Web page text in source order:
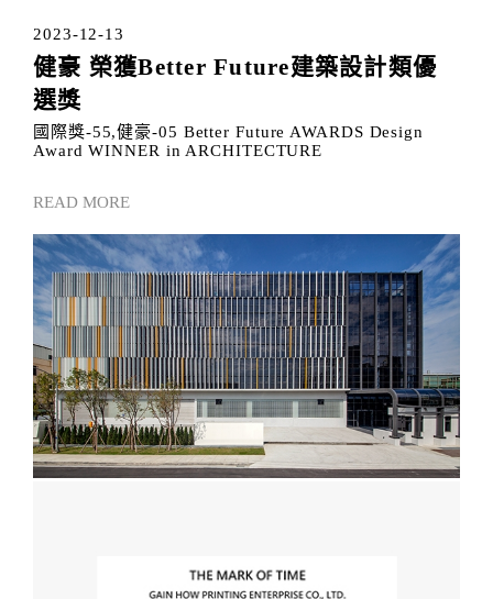
2023-12-13
健豪 榮獲Better Future建築設計類優
選獎
國際獎-55,健豪-05 Better Future AWARDS Design
Award WINNER in ARCHITECTURE
READ MORE